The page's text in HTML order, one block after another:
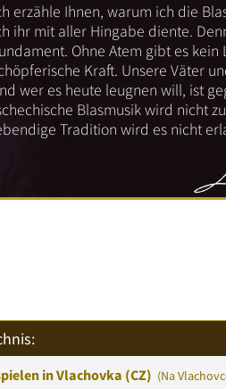
erzähle Ihnen, warum ich die
ihr mit aller Hingabe diente.
Ohne Atem gibt es
Kraft. Unsere Väter
wer es heute leugnen will, ist
Blasmusik wird nicht
Tradition wird es nicht
in Vlachovka (CZ) (Na